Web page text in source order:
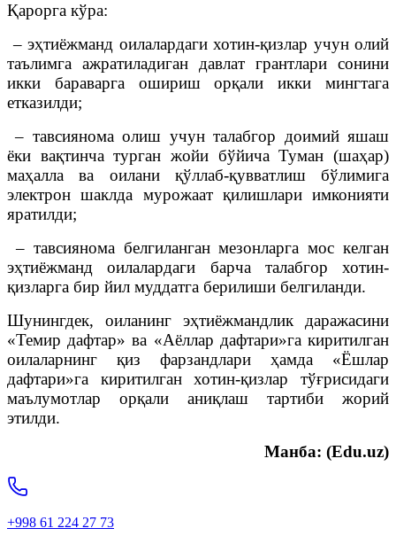
Қарорга кўра:
– эҳтиёжманд оилалардаги хотин-қизлар учун олий
таълимга ажратиладиган давлат грантлари сонини
икки бараварга ошириш орқали икки мингтага
етказилди;
– тавсиянома олиш учун талабгор доимий яшаш
ёки вақтинча турган жойи бўйича Туман (шаҳар)
маҳалла ва оилани қўллаб-қувватлиш бўлимига
электрон шаклда мурожаат қилишлари имконияти
яратилди;
– тавсиянома белгиланган мезонларга мос келган
эҳтиёжманд оилалардаги барча талабгор хотин-
қизларга бир йил муддатга берилиши белгиланди.
Шунингдек, оиланинг эҳтиёжмандлик даражасини
«Темир дафтар» ва «Аёллар дафтари»га киритилган
оилаларнинг қиз фарзандлари ҳамда «Ёшлар
дафтари»га киритилган хотин-қизлар тўғрисидаги
маълумотлар орқали аниқлаш тартиби жорий
этилди.
Манба: (Edu.uz)
+998 61 224 27 73